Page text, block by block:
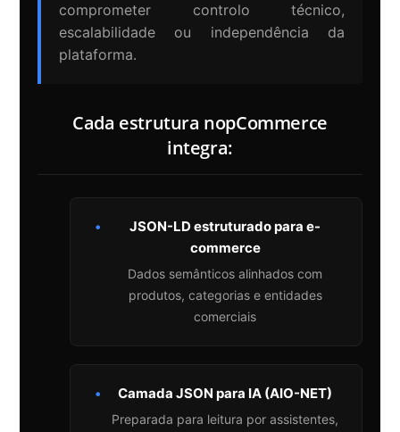
comprometer controlo técnico,
escalabilidade ou independência da
plataforma.
Cada estrutura nopCommerce
integra:
•
JSON-LD estruturado para e-
commerce
Dados semânticos alinhados com
produtos, categorias e entidades
comerciais
• Camada JSON para IA (AIO-NET)
Preparada para leitura por assistentes,